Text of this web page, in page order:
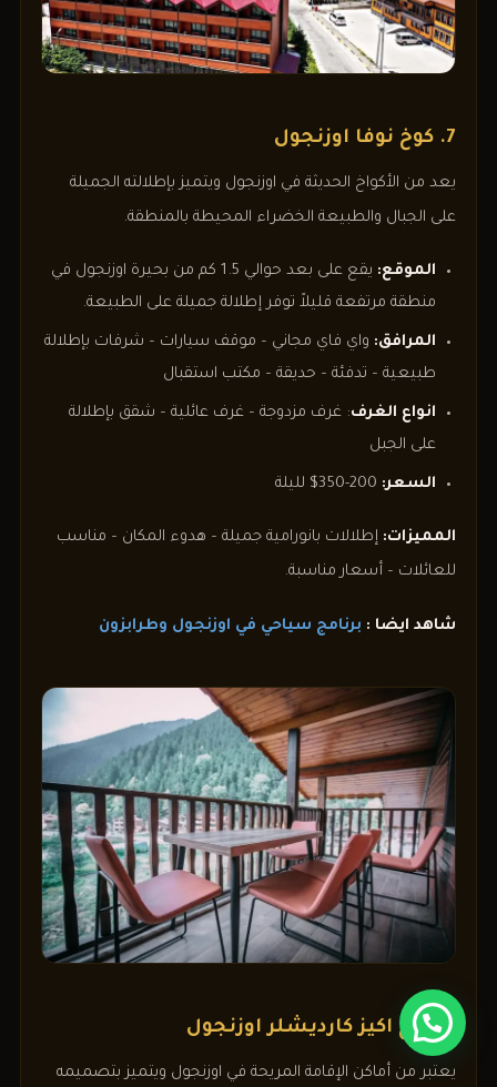
7. كوخ نوفا اوزنجول
يعد من الأكواخ الحديثة في اوزنجول ويتميز بإطلالته الجميلة
على الجبال والطبيعة الخضراء المحيطة بالمنطقة.
الموقع:
يقع على بعد حوالي 1.5 كم من بحيرة اوزنجول في
منطقة مرتفعة قليلاً توفر إطلالة جميلة على الطبيعة.
المرافق: واي فاي مجاني – موقف سيارات – شرفات بإطلالة
طبيعية – تدفئة – حديقة – مكتب استقبال
انواع الغرف: غرف مزدوجة – غرف عائلية – شقق بإطلالة
على الجبل
السعر:
المميزات: إطلالات بانورامية جميلة – هدوء المكان – مناسب
للعائلات – أسعار مناسبة.
شاهد ايضا : برنامج سياحي في اوزنجول وطرابزون
8. كوخ اكيز كارديشلر اوزنجول
يعتبر من أماكن الإقامة المريحة في اوزنجول ويتميز بتصميمه